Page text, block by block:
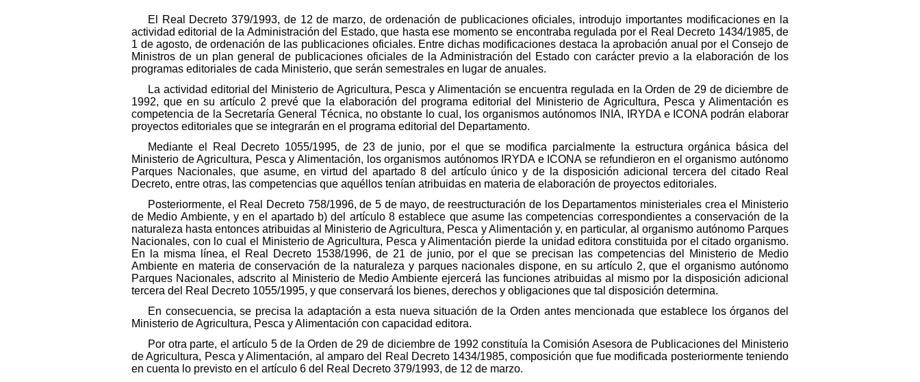
El Real Decreto 379/1993, de 12 de marzo, de ordenación de publicaciones oficiales, introdujo importantes modificaciones en la
actividad editorial de la Administración del Estado, que hasta ese momento se encontraba regulada por el Real Decreto 1434/1985, de
1 de agosto, de ordenación de las publicaciones oficiales. Entre dichas modificaciones destaca la aprobación anual por el Consejo de
Ministros de un plan general de publicaciones oficiales de la Administración del Estado con carácter previo a la elaboración de los
programas editoriales de cada Ministerio, que serán semestrales en lugar de anuales.
La actividad editorial del Ministerio de Agricultura, Pesca y Alimentación se encuentra regulada en la Orden de 29 de diciembre de
1992, que en su artículo 2 prevé que la elaboración del programa editorial del Ministerio de Agricultura, Pesca y Alimentación es
competencia de la Secretaría General Técnica, no obstante lo cual, los organismos autónomos INIA, IRYDA e ICONA podrán elaborar
proyectos editoriales que se integrarán en el programa editorial del Departamento.
Mediante el Real Decreto 1055/1995, de 23 de junio, por el que se modifica parcialmente la estructura orgánica básica del
Ministerio de Agricultura, Pesca y Alimentación, los organismos autónomos IRYDA e ICONA se refundieron en el organismo autónomo
Parques Nacionales, que asume, en virtud del apartado 8 del artículo único y de la disposición adicional tercera del citado Real
Decreto, entre otras, las competencias que aquéllos tenían atribuidas en materia de elaboración de proyectos editoriales.
Posteriormente, el Real Decreto 758/1996, de 5 de mayo, de reestructuración de los Departamentos ministeriales crea el Ministerio
de Medio Ambiente, y en el apartado b) del artículo 8 establece que asume las competencias correspondientes a conservación de la
naturaleza hasta entonces atribuidas al Ministerio de Agricultura, Pesca y Alimentación y, en particular, al organismo autónomo Parques
Nacionales, con lo cual el Ministerio de Agricultura, Pesca y Alimentación pierde la unidad editora constituida por el citado organismo.
En la misma línea, el Real Decreto 1538/1996, de 21 de junio, por el que se precisan las competencias del Ministerio de Medio
Ambiente en materia de conservación de la naturaleza y parques nacionales dispone, en su artículo 2, que el organismo autónomo
Parques Nacionales, adscrito al Ministerio de Medio Ambiente ejercerá las funciones atribuidas al mismo por la disposición adicional
tercera del Real Decreto 1055/1995, y que conservará los bienes, derechos y obligaciones que tal disposición determina.
En consecuencia, se precisa la adaptación a esta nueva situación de la Orden antes mencionada que establece los órganos del
Ministerio de Agricultura, Pesca y Alimentación con capacidad editora.
Por otra parte, el artículo 5 de la Orden de 29 de diciembre de 1992 constituía la Comisión Asesora de Publicaciones del Ministerio
de Agricultura, Pesca y Alimentación, al amparo del Real Decreto 1434/1985, composición que fue modificada posteriormente teniendo
en cuenta lo previsto en el artículo 6 del Real Decreto 379/1993, de 12 de marzo.